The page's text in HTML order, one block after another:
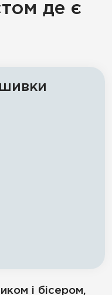
де є
і бісером,